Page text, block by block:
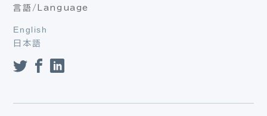
言語/Language
English
日本語